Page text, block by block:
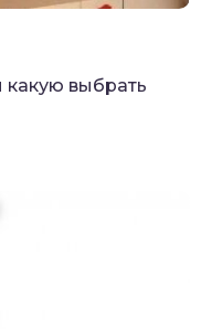
какую выбрать